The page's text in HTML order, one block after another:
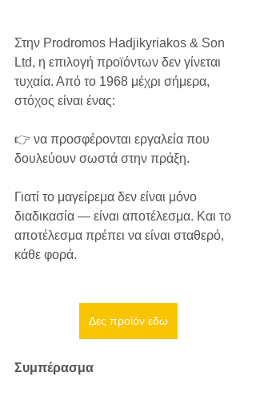
Στην Prodromos Hadjikyriakos & Son
Ltd, η επιλογή προϊόντων δεν γίνεται
τυχαία. Από το 1968 μέχρι σήμερα,
στόχος είναι ένας:
👉 να προσφέρονται εργαλεία που
δουλεύουν σωστά στην πράξη.
Γιατί το μαγείρεμα δεν είναι μόνο
διαδικασία — είναι αποτέλεσμα. Και το
αποτέλεσμα πρέπει να είναι σταθερό,
κάθε φορά.
Δες προϊόν εδω
Συμπέρασμα